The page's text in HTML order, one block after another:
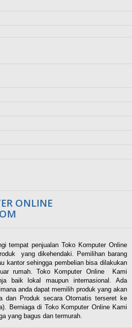
ONLINE
tempat penjualan Toko Komputer Online
yang dikehendaki. Pemilihan barang
kantor sehingga pembelian bisa dilakukan
rumah. Toko Komputer Online Kami
baik lokal maupun internasional. Ada
anda dapat memilih produk yang akan
dan Produk secara Otomatis terseret ke
Berniaga di Toko Komputer Online Kami
yang bagus dan termurah.